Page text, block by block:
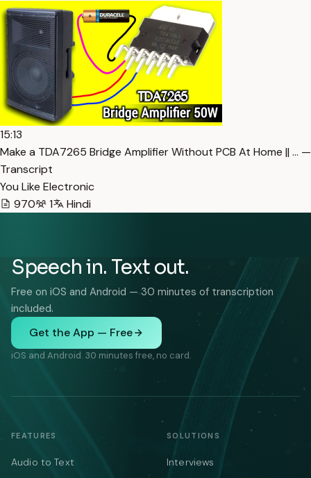
15:13
Make a TDA7265 Bridge Amplifier Without PCB At Home || … —
Transcript
You Like Electronic
970
1 Hindi
Speech in. Text out.
Free on iOS and Android — 30 minutes of transcription
included.
Get the App — Free
iOS and Android. 30 minutes free, no card.
FEATURES
Audio to Text
SOLUTIONS
Interviews